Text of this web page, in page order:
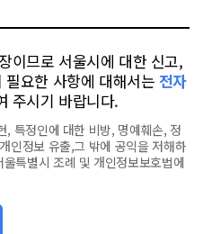
이므로 서울시에 대한 신고,
요한 사항에 대해서는 전자
주시기 바랍니다.
, 특정인에 대한 비방, 명예훼손, 정
인정보 유출,그 밖에 공익을 저해하
특별시 조례 및 개인정보보호법에